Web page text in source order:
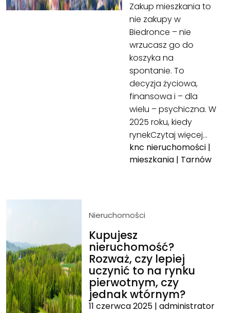
Zakup mieszkania to
nie zakupy w
Biedronce – nie
wrzucasz go do
koszyka na
spontanie. To
decyzja życiowa,
finansowa i – dla
wielu – psychiczna. W
2025 roku, kiedy
rynekCzytaj więcej…
knc nieruchomości|
mieszkania| Tarnów
Nieruchomości
Kupujesz
nieruchomość?
Rozważ, czy lepiej
uczynić to na rynku
pierwotnym, czy
jednak wtórnym?
11 czerwca 2025 | administrator